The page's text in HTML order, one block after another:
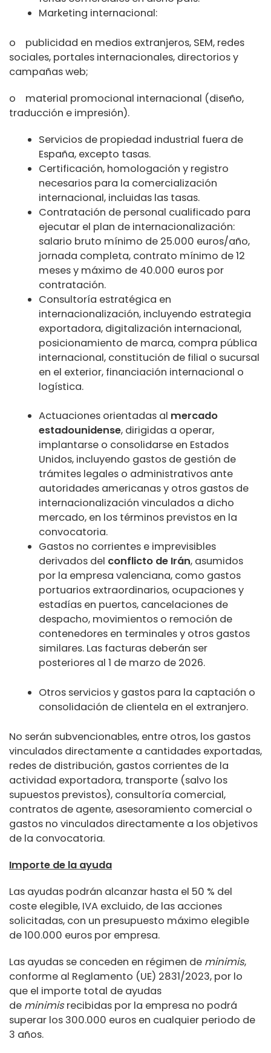
Marketing internacional:
o publicidad en medios extranjeros, SEM, redes
sociales, portales internacionales, directorios y
campañas web;
o material promocional internacional (diseño,
traducción e impresión).
Servicios de propiedad industrial fuera de
España, excepto tasas.
Certificación, homologación y registro
necesarios para la comercialización
internacional, incluidas las tasas.
Contratación de personal cualificado para
ejecutar el plan de internacionalización:
salario bruto mínimo de 25.000 euros/año,
jornada completa, contrato mínimo de 12
meses y máximo de 40.000 euros por
contratación.
Consultoría estratégica en
internacionalización, incluyendo estrategia
exportadora, digitalización internacional,
posicionamiento de marca, compra pública
internacional, constitución de filial o sucursal
en el exterior, financiación internacional o
logística.
Actuaciones orientadas al mercado
estadounidense, dirigidas a operar,
implantarse o consolidarse en Estados
Unidos, incluyendo gastos de gestión de
trámites legales o administrativos ante
autoridades americanas y otros gastos de
internacionalización vinculados a dicho
mercado, en los términos previstos en la
convocatoria.
Gastos no corrientes e imprevisibles
derivados del conflicto de Irán, asumidos
por la empresa valenciana, como gastos
portuarios extraordinarios, ocupaciones y
estadías en puertos, cancelaciones de
despacho, movimientos o remoción de
contenedores en terminales y otros gastos
similares. Las facturas deberán ser
posteriores al 1 de marzo de 2026.
Otros servicios y gastos para la captación o
consolidación de clientela en el extranjero.
No serán subvencionables, entre otros, los gastos
vinculados directamente a cantidades exportadas,
redes de distribución, gastos corrientes de la
actividad exportadora, transporte (salvo los
supuestos previstos), consultoría comercial,
contratos de agente, asesoramiento comercial o
gastos no vinculados directamente a los objetivos
de la convocatoria.
Importe de la ayuda
Las ayudas podrán alcanzar hasta el 50 % del
coste elegible, IVA excluido, de las acciones
solicitadas, con un presupuesto máximo elegible
de 100.000 euros por empresa.
Las ayudas se conceden en régimen de minimis,
conforme al Reglamento (UE) 2831/2023, por lo
que el importe total de ayudas
de minimisrecibidas por la empresa no podrá
superar los 300.000 euros en cualquier periodo de
3 años.